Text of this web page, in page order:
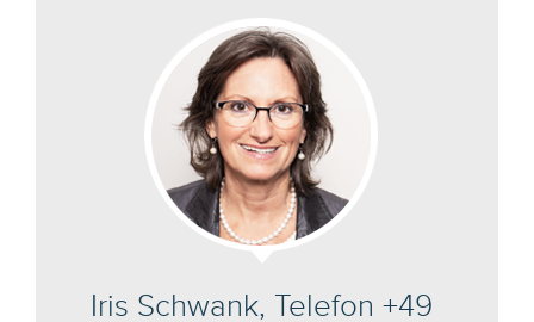
Iris Schwank, Telefon +49